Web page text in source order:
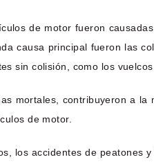
de motor fueron
causa principal fueron las
sin colisión, como los vuelcos.
mortales, contribuyeron a
de motor.
los accidentes de peatones